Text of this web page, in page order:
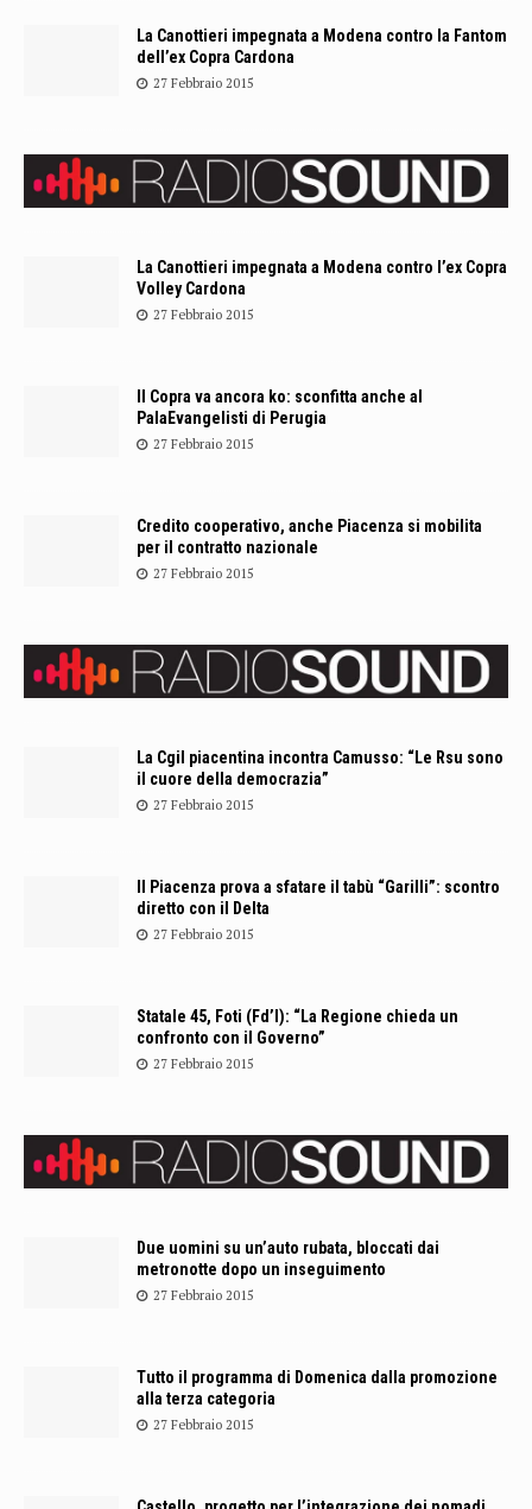
La Canottieri impegnata a Modena contro la Fantom
dell’ex Copra Cardona
27 Febbraio 2015
La Canottieri impegnata a Modena contro l’ex Copra
Volley Cardona
27 Febbraio 2015
Il Copra va ancora ko: sconfitta anche al
PalaEvangelisti di Perugia
27 Febbraio 2015
Credito cooperativo, anche Piacenza si mobilita
per il contratto nazionale
27 Febbraio 2015
La Cgil piacentina incontra Camusso: “Le Rsu sono
il cuore della democrazia”
27 Febbraio 2015
Il Piacenza prova a sfatare il tabù “Garilli”: scontro
diretto con il Delta
27 Febbraio 2015
Statale 45, Foti (Fd’I): “La Regione chieda un
confronto con il Governo”
27 Febbraio 2015
Due uomini su un’auto rubata, bloccati dai
metronotte dopo un inseguimento
27 Febbraio 2015
Tutto il programma di Domenica dalla promozione
alla terza categoria
27 Febbraio 2015